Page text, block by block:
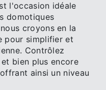
l'occasion idéale
domotiques
croyons en la
pour simplifier et
Contrôlez
bien plus encore
ainsi un niveau